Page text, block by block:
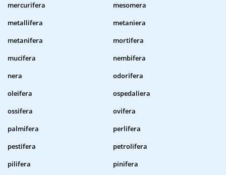
mercurifera
mesomera
metallifera
metaniera
metanifera
mortifera
mucifera
nembifera
nera
odorifera
oleifera
ospedaliera
ossifera
ovifera
palmifera
perlifera
pestifera
petrolifera
pilifera
pinifera